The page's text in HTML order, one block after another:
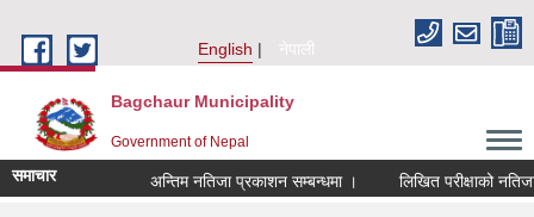
English
नेपाली
Bagchaur Municipality
Government of Nepal
समाचार अन्तिम नतिजा प्रकाशन सम्बन्धमा । लिखित परीक्षाको नतिजा